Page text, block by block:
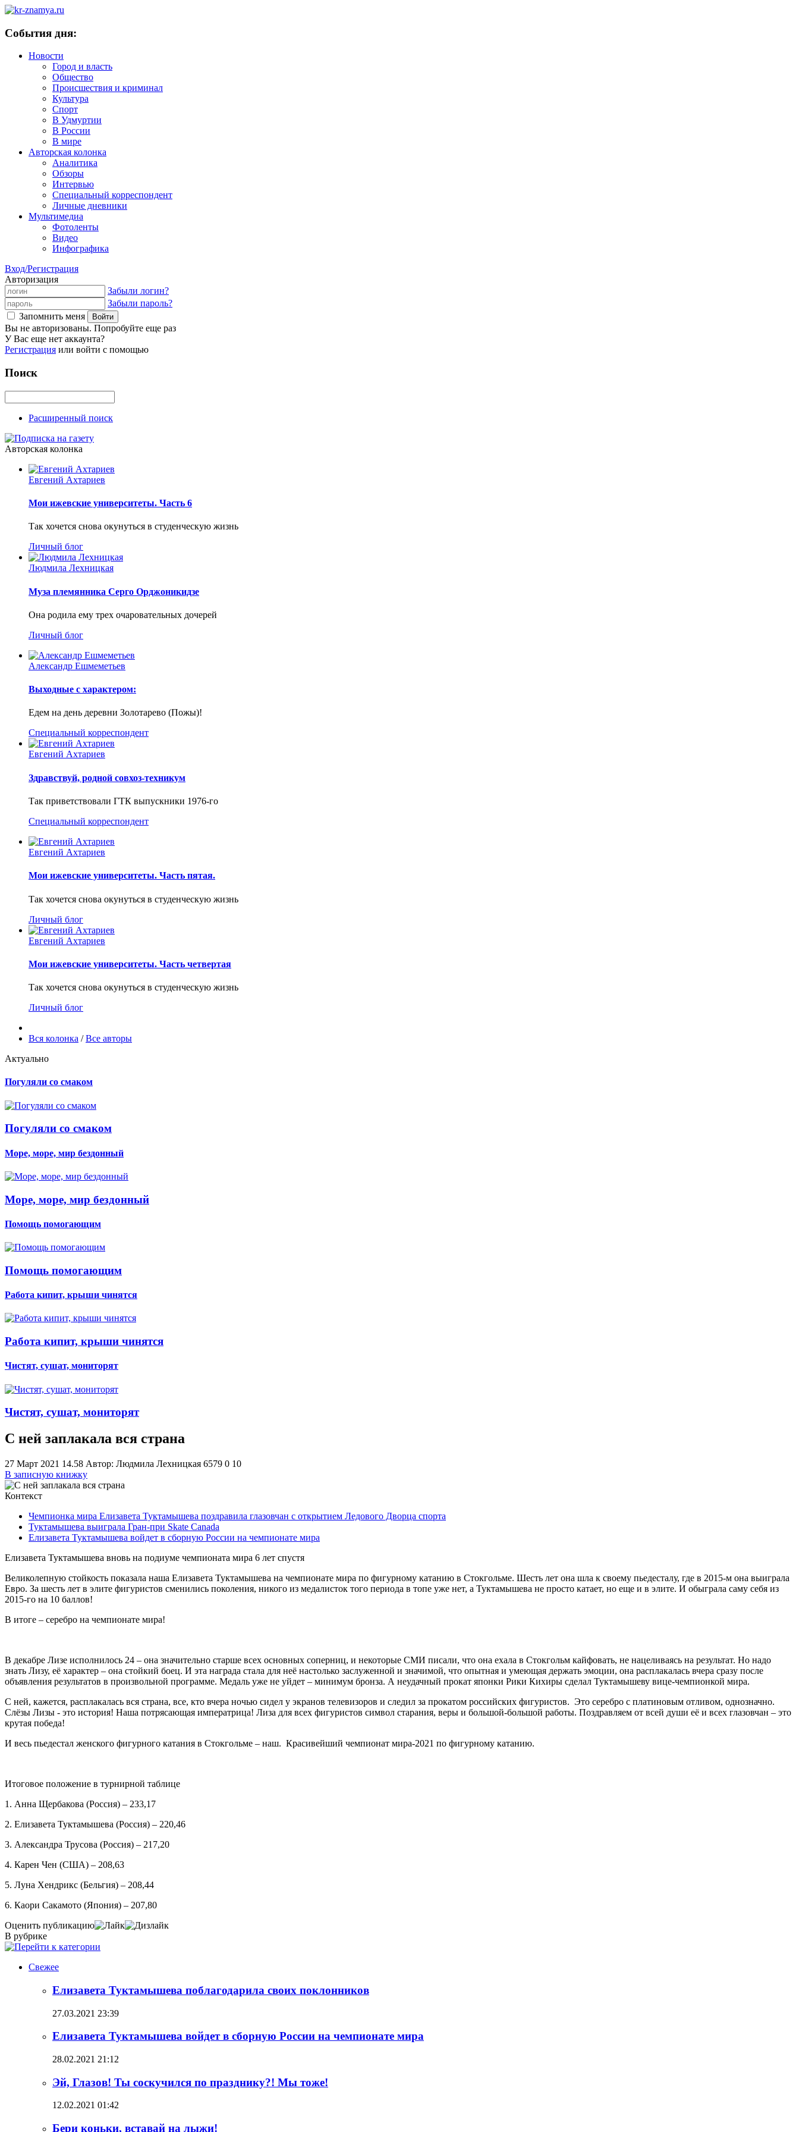
События дня:
Новости
Город и власть
Общество
Происшествия и криминал
Культура
Спорт
В Удмуртии
В России
В мире
Авторская колонка
Аналитика
Обзоры
Интервью
Специальный корреспондент
Личные дневники
Мультимедиа
Фотоленты
Видео
Инфографика
Вход/Регистрация
Авторизация
Забыли логин?
Забыли пароль?
Запомнить меня
Вы не авторизованы. Попробуйте еще раз
У Вас еще нет аккаунта?
Регистрация или войти с помощью
Поиск
Расширенный поиск
Авторская колонка
Евгений Ахтариев
Мои ижевские университеты. Часть 6
Так хочется снова окунуться в студенческую жизнь
Личный блог
Людмила Лехницкая
Муза племянника Серго Орджоникидзе
Она родила ему трех очаровательных дочерей
Личный блог
Александр Ешмеметьев
Выходные с характером:
Едем на день деревни Золотарево (Пожы)!
Специальный корреспондент
Евгений Ахтариев
Здравствуй, родной совхоз-техникум
Так приветствовали ГТК выпускники 1976-го
Специальный корреспондент
Евгений Ахтариев
Мои ижевские университеты. Часть пятая.
Так хочется снова окунуться в студенческую жизнь
Личный блог
Евгений Ахтариев
Мои ижевские университеты. Часть четвертая
Так хочется снова окунуться в студенческую жизнь
Личный блог
Вся колонка /Все авторы
Актуально
Погуляли со смаком
Погуляли со смаком
Море, море, мир бездонный
Море, море, мир бездонный
Помощь помогающим
Помощь помогающим
Работа кипит, крыши чинятся
Работа кипит, крыши чинятся
Чистят, сушат, мониторят
Чистят, сушат, мониторят
С ней заплакала вся страна
27 Март 2021 14.58 Автор: Людмила Лехницкая 6579 0 10
В записную книжку
Контекст
Чемпионка мира Елизавета Туктамышева поздравила глазовчан с открытием Ледового Дворца спорта
Туктамышева выиграла Гран-при Skate Canada
Елизавета Туктамышева войдет в сборную России на чемпионате мира
Елизавета Туктамышева вновь на подиуме чемпионата мира 6 лет спустя
Великолепную стойкость показала наша Елизавета Туктамышева на чемпионате мира по фигурному катанию в Стокгольме. Шесть лет она шла к своему пьедесталу, где в 2015-м она выиграла
Евро. За шесть лет в элите фигуристов сменились поколения, никого из медалисток того периода в топе уже нет, а Туктамышева не просто катает, но еще и в элите. И обыграла саму себя из
2015-го на 10 баллов!
В итоге – серебро на чемпионате мира!
В декабре Лизе исполнилось 24 – она значительно старше всех основных соперниц, и некоторые СМИ писали, что она ехала в Стокгольм кайфовать, не нацеливаясь на результат. Но надо
знать Лизу, её характер – она стойкий боец. И эта награда стала для неё настолько заслуженной и значимой, что опытная и умеющая держать эмоции, она расплакалась вчера сразу после
объявления результатов в произвольной программе. Медаль уже не уйдет – минимум бронза. А неудачный прокат японки Рики Кихиры сделал Туктамышеву вице-чемпионкой мира.
С ней, кажется, расплакалась вся страна, все, кто вчера ночью сидел у экранов телевизоров и следил за прокатом российских фигуристов. Это серебро с платиновым отливом, однозначно.
Слёзы Лизы - это история! Наша потрясающая императрица! Лиза для всех фигуристов символ старания, веры и большой-большой работы. Поздравляем от всей души её и всех глазовчан – это
крутая победа!
И весь пьедестал женского фигурного катания в Стокгольме – наш. Красивейший чемпионат мира-2021 по фигурному катанию.
Итоговое положение в турнирной таблице
1. Анна Щербакова (Россия) – 233,17
2. Елизавета Туктамышева (Россия) – 220,46
3. Александра Трусова (Россия) – 217,20
4. Карен Чен (США) – 208,63
5. Луна Хендрикс (Бельгия) – 208,44
6. Каори Сакамото (Япония) – 207,80
Оценить публикацию
В рубрике
Свежее
Елизавета Туктамышева поблагодарила своих поклонников
27.03.2021 23:39
Елизавета Туктамышева войдет в сборную России на чемпионате мира
28.02.2021 21:12
Эй, Глазов! Ты соскучился по празднику?! Мы тоже!
12.02.2021 01:42
Бери коньки, вставай на лыжи!